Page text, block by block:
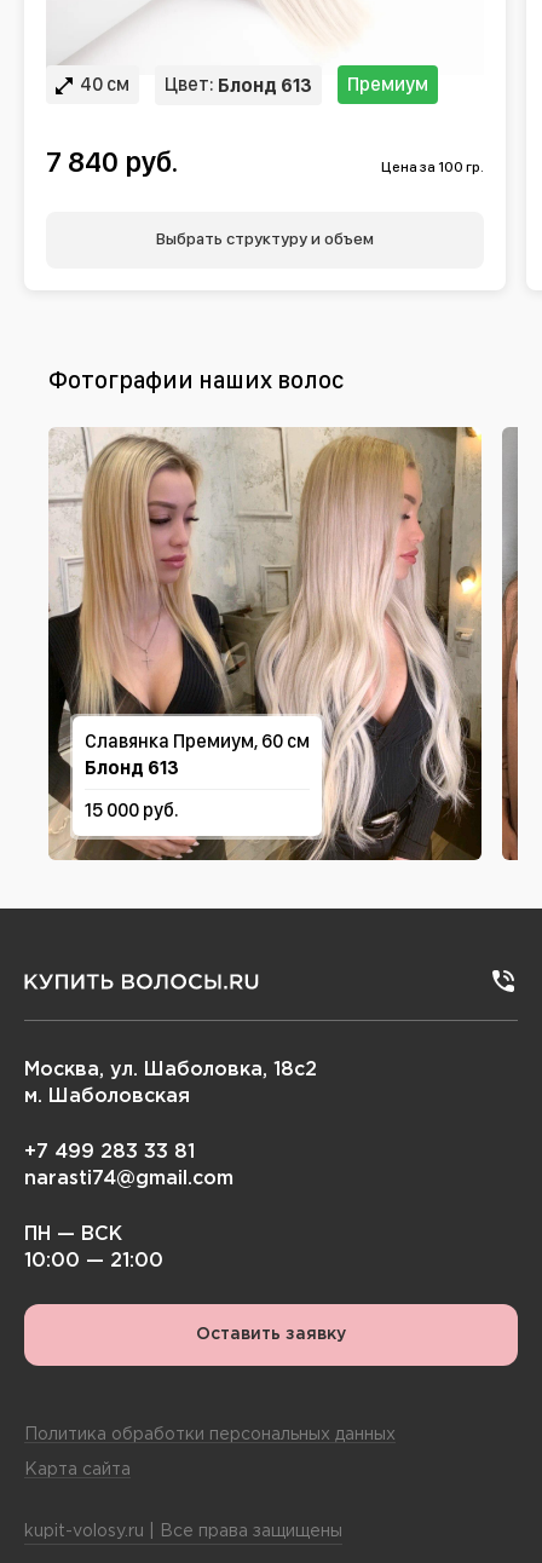
40 см Цвет: Блонд 613 Премиум
7 840 руб. Цена за 100 гр.
Выбрать структуру и объем
Фотографии наших волос
Славянка Премиум, 60 см
Блонд 613
15 000 руб.
Москва, ул. Шаболовка, 18с2
м. Шаболовская
+7 499 283 33 81
narasti74@gmail.com
ПН — ВСК
10:00 — 21:00
Оставить заявку
Политика обработки персональных данных
Карта сайта
kupit-volosy.ru | Все права защищены